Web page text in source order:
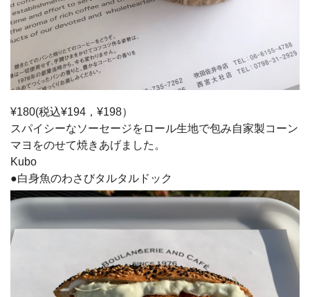
¥180(税込¥194，¥198）
スパイシーなソーセージをロール生地で包み自家製コーン
マヨをのせて焼きあげました。
Kubo
●白身魚のわさびタルタルドック